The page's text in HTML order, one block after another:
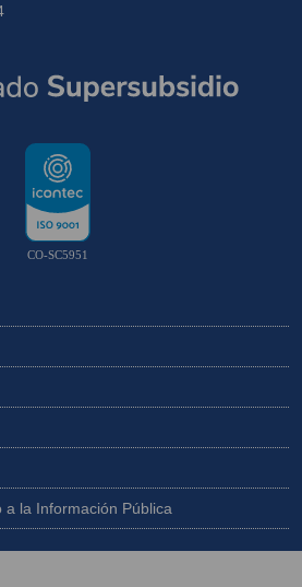
CO-SC5951
a la Información Pública